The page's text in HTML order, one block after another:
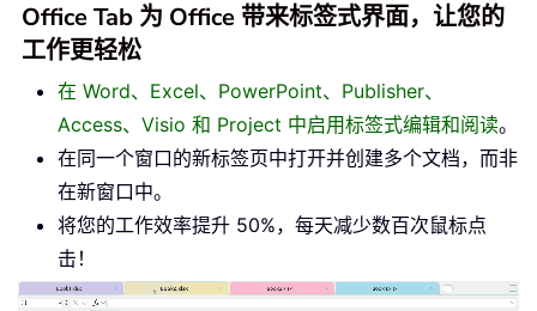
Office Tab 为 Office 带来标签式界面，让您的
工作更轻松
在 Word、Excel、PowerPoint、Publisher、
Access、Visio 和 Project 中启用标签式编辑和阅读。
在同一个窗口的新标签页中打开并创建多个文档，而非
在新窗口中。
将您的工作效率提升 50%，每天减少数百次鼠标点
击！